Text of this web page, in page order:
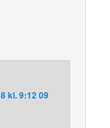
kl. 9:12 09